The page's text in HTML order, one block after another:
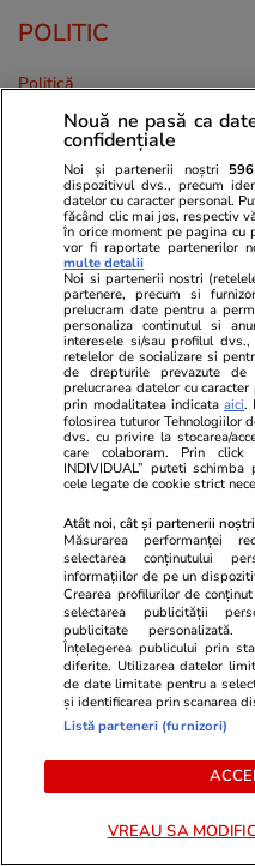
POLITIC
Politică
Răspunsul premierului
Bolojan, întrebat dacă
pregătit să asigure
la Guvern până la
și de ce nu pleacă
Politică
Ilie Bolojan cere ca
de avere ale
publicate pe site-ul
susține în Parlament
lucru”
PARTENERI
Nouă ne pasă ca
confidențiale
Noi și partenerii noștri 596
dispozitivul dvs., precum
datelor cu caracter personal.
făcând clic mai jos, respectiv
în orice moment pe pagina cu
vor fi raportate partenerilor
multe detalii
Noi si partenerii nostri
partenere, precum si
prelucram date pentru a
personaliza continutul si
interesele si/sau profilul
retelelor de socializare si
de drepturile prevazute
prelucrarea datelor cu
prin modalitatea indicataaici.
folosirea tuturor Tehnologiilor
dvs. cu privire la stocarea/
care colaboram. Prin click
INDIVIDUAL” puteti
cele legate de cookie strict
Atât noi, cât și partenerii
Măsurarea performanței
selectarea conținutului
informațiilor de pe un
Crearea profilurilor de
selectarea publicității
publicitate personalizată.
Înțelegerea publicului prin
diferite. Utilizarea datelor
de date limitate pentru a
și identificarea prin scanarea
Listă parteneri (furnizori)
VREAU SA